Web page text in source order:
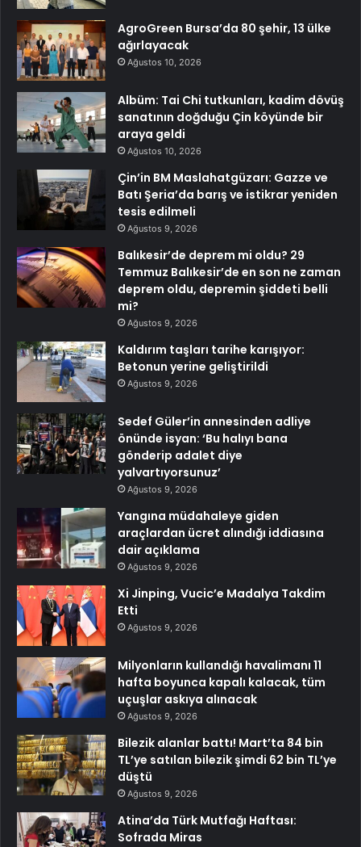
AgroGreen Bursa’da 80 şehir, 13 ülke
ağırlayacak
Ağustos 10, 2026
Albüm: Tai Chi tutkunları, kadim dövüş
sanatının doğduğu Çin köyünde bir
araya geldi
Ağustos 10, 2026
Çin’in BM Maslahatgüzarı: Gazze ve
Batı Şeria’da barış ve istikrar yeniden
tesis edilmeli
Ağustos 9, 2026
Balıkesir’de deprem mi oldu? 29
Temmuz Balıkesir’de en son ne zaman
deprem oldu, depremin şiddeti belli
mi?
Ağustos 9, 2026
Kaldırım taşları tarihe karışıyor:
Betonun yerine geliştirildi
Ağustos 9, 2026
Sedef Güler’in annesinden adliye
önünde isyan: ‘Bu halıyı bana
gönderip adalet diye
yalvartıyorsunuz’
Ağustos 9, 2026
Yangına müdahaleye giden
araçlardan ücret alındığı iddiasına
dair açıklama
Ağustos 9, 2026
Xi Jinping, Vucic’e Madalya Takdim
Etti
Ağustos 9, 2026
Milyonların kullandığı havalimanı 11
hafta boyunca kapalı kalacak, tüm
uçuşlar askıya alınacak
Ağustos 9, 2026
Bilezik alanlar battı! Mart’ta 84 bin
TL’ye satılan bilezik şimdi 62 bin TL’ye
düştü
Ağustos 9, 2026
Atina’da Türk Mutfağı Haftası:
Sofrada Miras